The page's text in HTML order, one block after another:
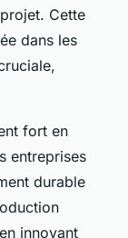
Cette
dans les
fort en
entreprises
durable
innovant